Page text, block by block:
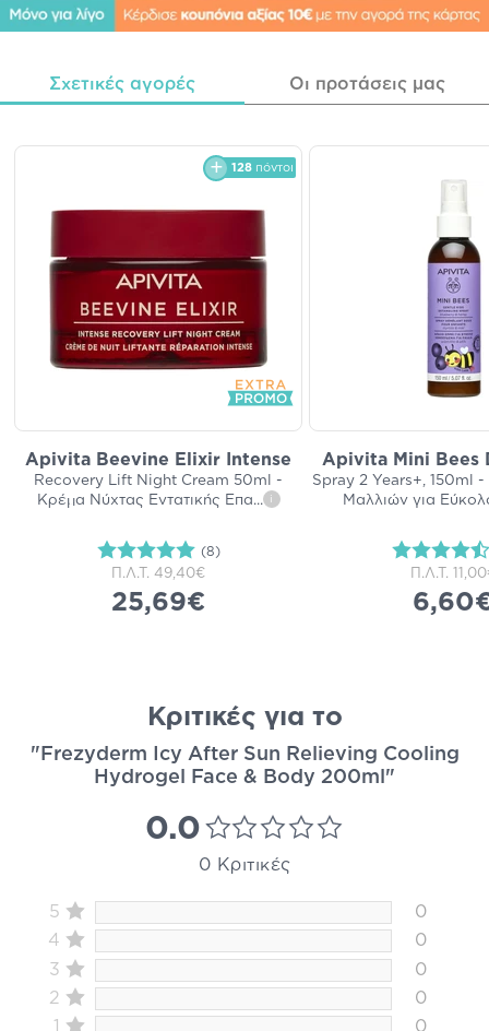
Σχετικές αγορές Οι προτάσεις μας
128 πόντοι
Apivita Beevine Elixir Intense
Recovery Lift Night Cream 50ml -
Κρέμα Νύχτας Εντατικής Επα... i
(8)
Π.Λ.Τ. 49,40€
25,69€
Apivita Mini Bees
Spray 2 Years+, 150ml -
Μαλλιών για
Π.Λ.Τ.
Κριτικές για το
"Frezyderm Icy After Sun Relieving Cooling
Hydrogel Face & Body 200ml"
0.0
0 Κριτικές
5
0
4
0
3
0
2
0
1
0